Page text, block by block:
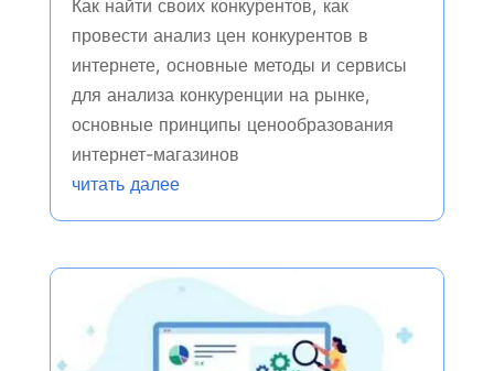
Как найти своих конкурентов, как
провести анализ цен конкурентов в
интернете, основные методы и сервисы
для анализа конкуренции на рынке,
основные принципы ценообразования
интернет-магазинов
читать далее